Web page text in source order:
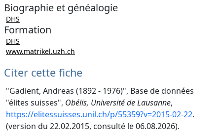
Biographie et généalogie
DHS
Formation
DHS
www.matrikel.uzh.ch
Citer cette fiche
"Gadient, Andreas (1892 - 1976)", Base de données
"élites suisses", Obélis, Université de Lausanne,
https://elitessuisses.unil.ch/p/55359?v=2015-02-22.
(version du 22.02.2015, consulté le 06.08.2026).